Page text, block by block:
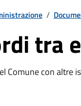
/
tra
Comune con altre